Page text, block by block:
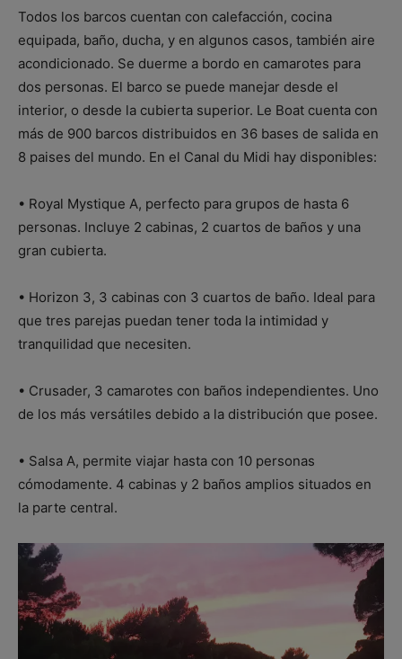
Todos los barcos cuentan con calefacción, cocina
equipada, baño, ducha, y en algunos casos, también aire
acondicionado. Se duerme a bordo en camarotes para
dos personas. El barco se puede manejar desde el
interior, o desde la cubierta superior. Le Boat cuenta con
más de 900 barcos distribuidos en 36 bases de salida en
8 paises del mundo. En el Canal du Midi hay disponibles:
• Royal Mystique A, perfecto para grupos de hasta 6
personas. Incluye 2 cabinas, 2 cuartos de baños y una
gran cubierta.
• Horizon 3, 3 cabinas con 3 cuartos de baño. Ideal para
que tres parejas puedan tener toda la intimidad y
tranquilidad que necesiten.
• Crusader, 3 camarotes con baños independientes. Uno
de los más versátiles debido a la distribución que posee.
• Salsa A, permite viajar hasta con 10 personas
cómodamente. 4 cabinas y 2 baños amplios situados en
la parte central.